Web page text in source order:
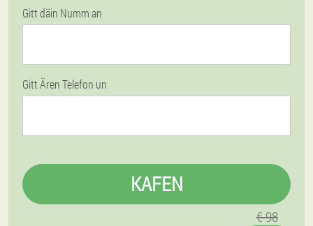
Gitt däin Numm an
Gitt Ären Telefon un
KAFEN
€ 98